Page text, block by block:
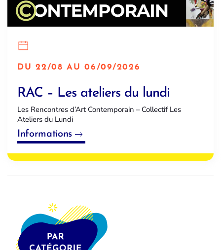
DU 22/08 AU 06/09/2026
RAC – Les ateliers du lundi
Les Rencontres d’Art Contemporain – Collectif Les
Ateliers du Lundi
Informations